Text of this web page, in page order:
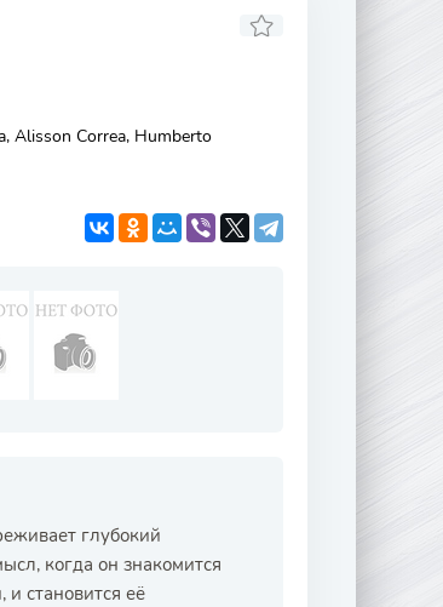
Alisson Correa, Humberto
глубокий
когда он знакомится
становится её